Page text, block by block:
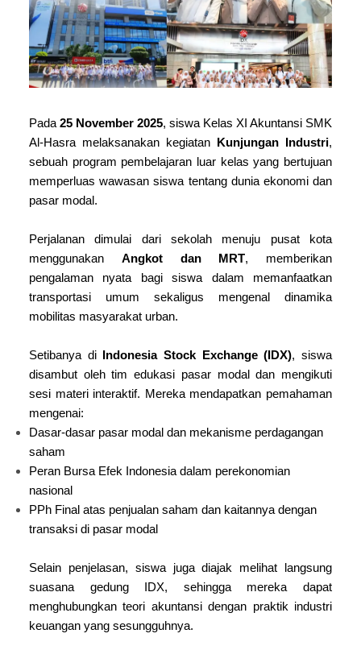
Pada 25 November 2025, siswa Kelas XI Akuntansi SMK
Al-Hasra melaksanakan kegiatan
Kunjungan Industri,
sebuah program pembelajaran luar kelas yang bertujuan
memperluas wawasan siswa tentang dunia ekonomi dan
pasar modal.
Perjalanan dimulai dari sekolah menuju pusat kota
menggunakan Angkot dan MRT, memberikan
pengalaman nyata bagi siswa dalam memanfaatkan
transportasi umum sekaligus mengenal dinamika
mobilitas masyarakat urban.
Setibanya di Indonesia Stock Exchange (IDX), siswa
disambut oleh tim edukasi pasar modal dan mengikuti
sesi materi interaktif. Mereka mendapatkan pemahaman
mengenai:
Dasar-dasar pasar modal dan mekanisme perdagangan
saham
Peran Bursa Efek Indonesia dalam perekonomian
nasional
PPh Final atas penjualan saham dan kaitannya dengan
transaksi di pasar modal
Selain penjelasan, siswa juga diajak melihat langsung
suasana gedung IDX, sehingga mereka dapat
menghubungkan teori akuntansi dengan praktik industri
keuangan yang sesungguhnya.